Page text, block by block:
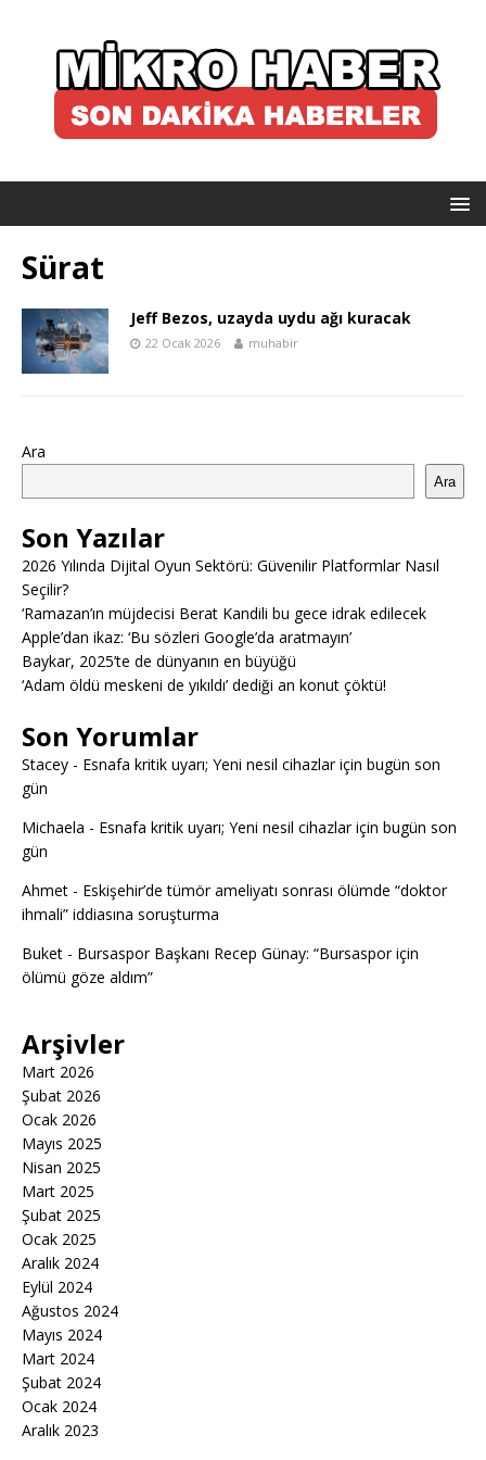
Sürat
Jeff Bezos, uzayda uydu ağı kuracak
22 Ocak 2026 muhabir
Ara
Ara
Son Yazılar
2026 Yılında Dijital Oyun Sektörü: Güvenilir Platformlar Nasıl
Seçilir?
‘Ramazan’ın müjdecisi Berat Kandili bu gece idrak edilecek
Apple’dan ikaz: ‘Bu sözleri Google’da aratmayın’
Baykar, 2025’te de dünyanın en büyüğü
‘Adam öldü meskeni de yıkıldı’ dediği an konut çöktü!
Son Yorumlar
Stacey - Esnafa kritik uyarı; Yeni nesil cihazlar için bugün son
gün
Michaela - Esnafa kritik uyarı; Yeni nesil cihazlar için bugün son
gün
Ahmet - Eskişehir’de tümör ameliyatı sonrası ölümde “doktor
ihmali” iddiasına soruşturma
Buket - Bursaspor Başkanı Recep Günay: “Bursaspor için
ölümü göze aldım”
Arşivler
Mart 2026
Şubat 2026
Ocak 2026
Mayıs 2025
Nisan 2025
Mart 2025
Şubat 2025
Ocak 2025
Aralık 2024
Eylül 2024
Ağustos 2024
Mayıs 2024
Mart 2024
Şubat 2024
Ocak 2024
Aralık 2023